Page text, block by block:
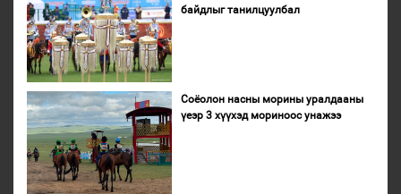
байдлыг танилцуулбал
Соёолон насны морины уралдааны
үеэр 3 хүүхэд мориноос унажээ